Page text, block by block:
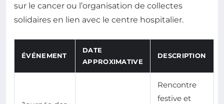
sur le cancer ou l’organisation de collectes
solidaires en lien avec le centre hospitalier.
ÉVÉNEMENT
DATE
APPROXIMATIVE
DESCRIPTION
Rencontre
festive et